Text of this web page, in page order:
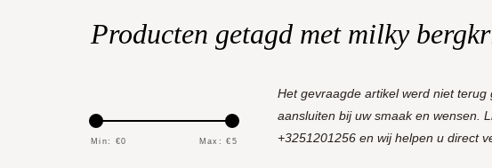
Producten getagd met milky
Min: €0 Max: € 5
Het gevraagde artikel werd niet
aansluiten bij uw smaak en wensen.
+3251201256 en wij helpen u direct